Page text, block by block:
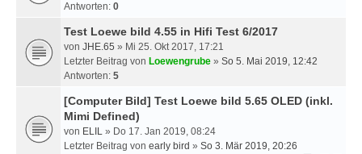
Antworten: 0
Test Loewe bild 4.55 in Hifi Test 6/2017
von JHE.65 » Mi 25. Okt 2017, 17:21
Letzter Beitrag von Loewengrube » So 5. Mai 2019, 12:42
Antworten: 5
[Computer Bild] Test Loewe bild 5.65 OLED (inkl.
Mimi Defined)
von ELIL » Do 17. Jan 2019, 08:24
Letzter Beitrag von early bird » So 3. Mär 2019, 20:26